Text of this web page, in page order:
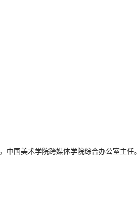
中国美术学院跨媒体学院综合办公室主任。